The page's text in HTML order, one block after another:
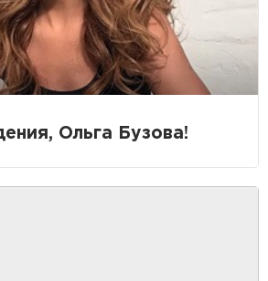
Ольга Бузова!